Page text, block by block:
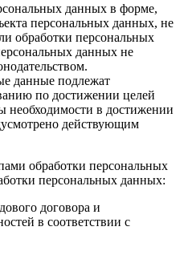
данных в форме,
персональных данных, не
обработки персональных
данных не
данные подлежат
по достижении целей
необходимости в достижении
действующим
обработки персональных
персональных данных:
договора и
в соответствии с